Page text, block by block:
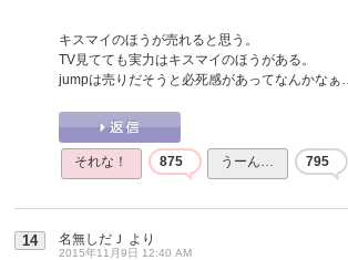
キスマイのほうが売れると思う。
TV見てても実力はキスマイのほうがある。
jumpは売りだそうと必死感があってなんかな
それな！ 875 うーん… 795
14 名無しだＪ より
2015年11月9日 12:40 AM